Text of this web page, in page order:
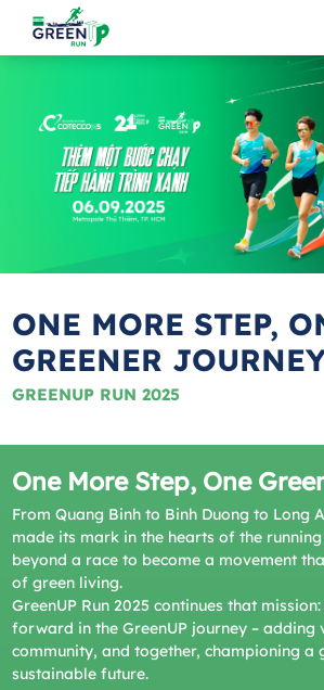
ONE MORE STEP,
GREENER
GREENUP RUN 2025
One More Step, One
From Quang Binh to Binh Duong to Long
made its mark in the hearts of the
beyond a race to become a movement
of green living.
GreenUP Run 2025 continues that
forward in the GreenUP journey – adding
community, and together, championing a
sustainable future.